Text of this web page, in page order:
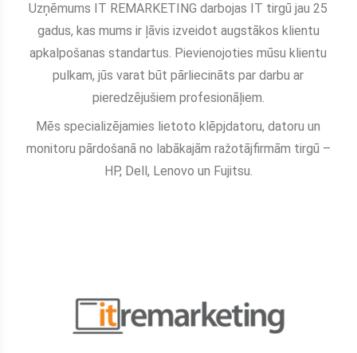
Uzņēmums IT REMARKETING darbojas IT tirgū jau 25
gadus, kas mums ir ļāvis izveidot augstākos klientu
apkalpošanas standartus. Pievienojoties mūsu klientu
pulkam, jūs varat būt pārliecināts par darbu ar
pieredzējušiem profesionāļiem.
Mēs specializējamies lietoto klēpjdatoru, datoru un
monitoru pārdošanā no labākajām ražotājfirmām tirgū –
HP, Dell, Lenovo un Fujitsu.